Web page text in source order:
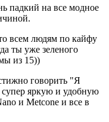
падкий на все модное
всем людям по кайфу
ты уже зеленого
из 15))
говорить "Я
яркую и удобную
и Metcone и все в